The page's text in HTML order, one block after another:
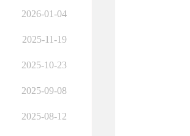
2026-01-04
2025-11-19
2025-10-23
2025-09-08
2025-08-12